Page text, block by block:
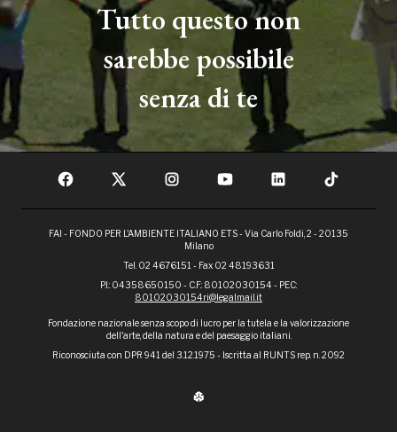
Tutto questo non
sarebbe possibile
senza di te
FAI - FONDO PER L'AMBIENTE ITALIANO ETS - Via Carlo Foldi, 2 - 20135
Milano
Tel. 02 4676151 - Fax 02 48193631
P.I.: 04358650150 - C.F.: 80102030154 - PEC:
80102030154ri@legalmail.it
Fondazione nazionale senza scopo di lucro per la tutela e la valorizzazione
dell'arte, della natura e del paesaggio italiani.
Riconosciuta con DPR 941 del 3.12.1975 - Iscritta al RUNTS rep. n. 2092